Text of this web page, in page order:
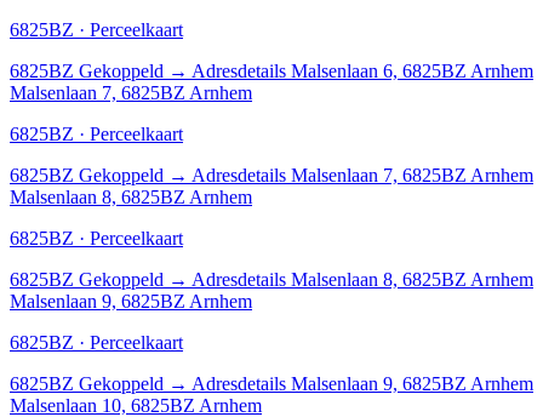
6825BZ · Perceelkaart
6825BZ Gekoppeld → Adresdetails Malsenlaan 6, 6825BZ Arnhem
Malsenlaan 7, 6825BZ Arnhem
6825BZ · Perceelkaart
6825BZ Gekoppeld → Adresdetails Malsenlaan 7, 6825BZ Arnhem
Malsenlaan 8, 6825BZ Arnhem
6825BZ · Perceelkaart
6825BZ Gekoppeld → Adresdetails Malsenlaan 8, 6825BZ Arnhem
Malsenlaan 9, 6825BZ Arnhem
6825BZ · Perceelkaart
6825BZ Gekoppeld → Adresdetails Malsenlaan 9, 6825BZ Arnhem
Malsenlaan 10, 6825BZ Arnhem